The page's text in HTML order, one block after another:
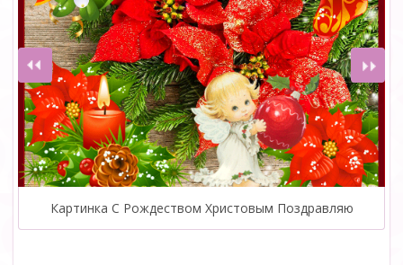
Картинка С Рождеством Христовым Поздравляю